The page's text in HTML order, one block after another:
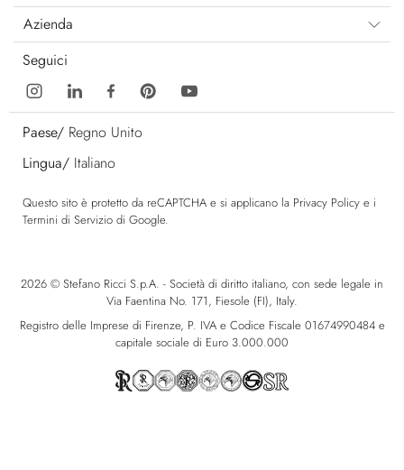
Azienda
Seguici
Paese/ Regno Unito
Lingua/ Italiano
Questo sito è protetto da reCAPTCHA e si applicano la Privacy Policy e i
Termini di Servizio di Google.
2026 © Stefano Ricci S.p.A. - Società di diritto italiano, con sede legale in
Via Faentina No. 171, Fiesole (FI), Italy.
Registro delle Imprese di Firenze, P. IVA e Codice Fiscale 01674990484 e
capitale sociale di Euro 3.000.000